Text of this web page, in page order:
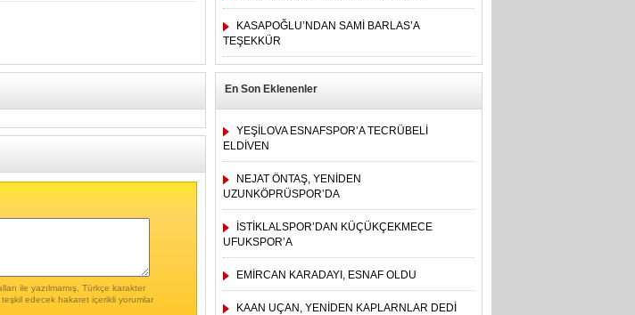
ile yazılmamış, Türkçe karakter
teşkil edecek hakaret içerikli yorumlar
KASAPOĞLU’NDAN SAMİ BARLAS’A
TEŞEKKÜR
En Son Eklenenler
YEŞİLOVA ESNAFSPOR’A TECRÜBELİ
ELDİVEN
NEJAT ÖNTAŞ, YENİDEN
UZUNKÖPRÜSPOR’DA
İSTİKLALSPOR’DAN KÜÇÜKÇEKMECE
UFUKSPOR’A
EMİRCAN KARADAYI, ESNAF OLDU
KAAN UÇAN, YENİDEN KAPLARNLAR DEDİ